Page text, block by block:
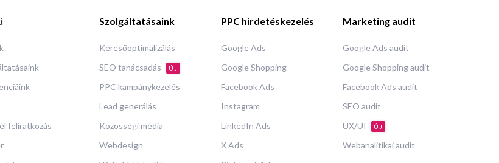
feliratkozás
Szolgáltatásaink
Keresőoptimalizálás
SEO tanácsadás
ÚJ
PPC kampánykezelés
Lead generálás
Közösségi média
Webdesign
PPC hirdetéskezelés
Google Ads
Google Shopping
Facebook Ads
Instagram
LinkedIn Ads
X Ads
Marketing audit
Google Ads audit
Google Shopping audit
Facebook Ads audit
SEO audit
UX/UI
ÚJ
Webanalitikai audit